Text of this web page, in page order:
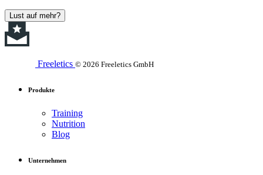
Lust auf mehr?
Freeletics © 2026 Freeletics GmbH
Produkte
Training
Nutrition
Blog
Unternehmen